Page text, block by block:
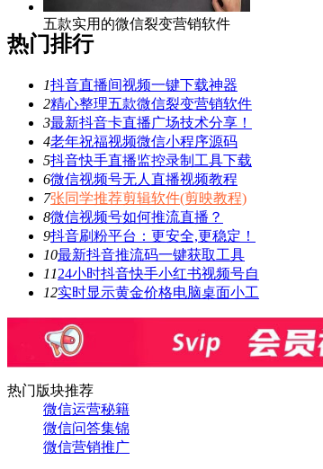
五款实用的微信裂变营销软件
热门排行
1抖音直播间视频一键下载神器
2精心整理五款微信裂变营销软件
3最新抖音卡直播广场技术分享！
4老年祝福视频微信小程序源码
5抖音快手直播监控录制工具下载
6微信视频号无人直播视频教程
7张同学推荐剪辑软件(剪映教程)
8微信视频号如何推流直播？
9抖音刷粉平台：更安全,更稳定！
10最新抖音推流码一键获取工具
1124小时抖音快手小红书视频号自
12实时显示黄金价格电脑桌面小工
热门版块推荐
微信运营秘籍
微信问答集锦
微信营销推广